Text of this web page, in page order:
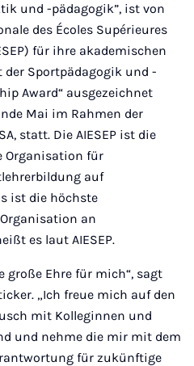
und -pädagogik”, ist von
des Écoles Supérieures
für ihre akademischen
der Sportpädagogik und -
Award“ ausgezeichnet
Mai im Rahmen der
statt. Die AIESEP ist die
Organisation für
auf
ist die höchste
an
es laut AIESEP.
große Ehre für mich“, sagt
„Ich freue mich auf den
mit Kolleginnen und
und nehme die mir mit dem
für zukünftige